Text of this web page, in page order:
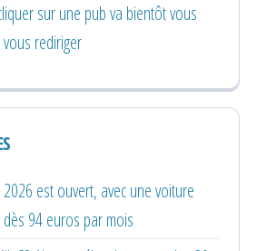
sur une pub va bientôt vous
rediriger
est ouvert, avec une voiture
94 euros par mois